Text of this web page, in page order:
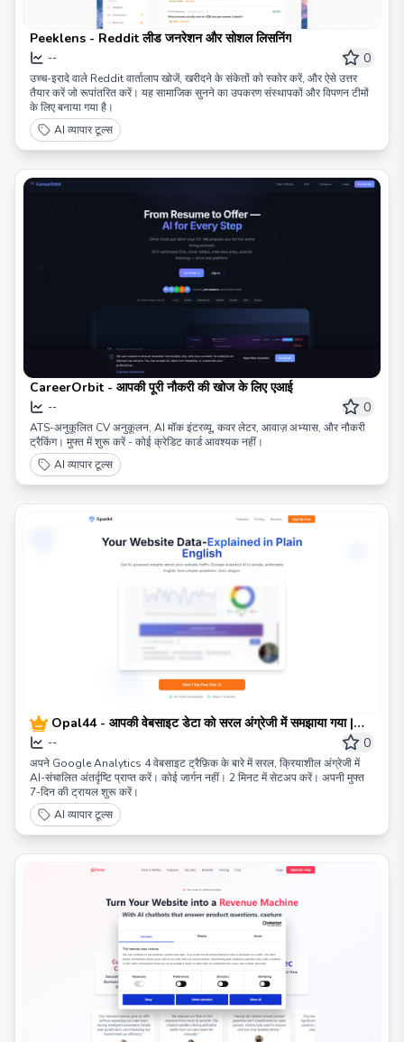
Peeklens - Reddit लीड जनरेशन और सोशल लिसनिंग
-- 0
उच्च-इरादे वाले Reddit वार्तालाप खोजें, खरीदने के संकेतों को स्कोर करें, और ऐसे उत्तर
तैयार करें जो रूपांतरित करें। यह सामाजिक सुनने का उपकरण संस्थापकों और विपणन टीमों
के लिए बनाया गया है।
AI व्यापार टूल्स
CareerOrbit - आपकी पूरी नौकरी की खोज के लिए एआई
-- 0
ATS-अनुकूलित CV अनुकूलन, AI मॉक इंटरव्यू, कवर लेटर, आवाज़ अभ्यास, और नौकरी
ट्रैकिंग। मुफ्त में शुरू करें - कोई क्रेडिट कार्ड आवश्यक नहीं।
AI व्यापार टूल्स
Opal44 - आपकी वेबसाइट डेटा को सरल अंग्रेजी में समझाया गया |
एआई-संचालित गूगल एनालिटिक्स अंतर्दृष्टियाँ
-- 0
अपने Google Analytics 4 वेबसाइट ट्रैफ़िक के बारे में सरल, क्रियाशील अंग्रेजी में
AI-संचालित अंतर्दृष्टि प्राप्त करें। कोई जार्गन नहीं। 2 मिनट में सेटअप करें। अपनी मुफ्त
7-दिन की ट्रायल शुरू करें।
AI व्यापार टूल्स